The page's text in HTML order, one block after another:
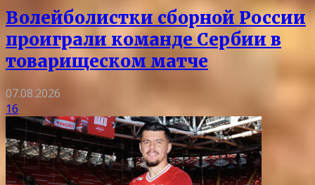
Волейболистки сборной России
проиграли команде Сербии в
товарищеском матче
07.08.2026
16